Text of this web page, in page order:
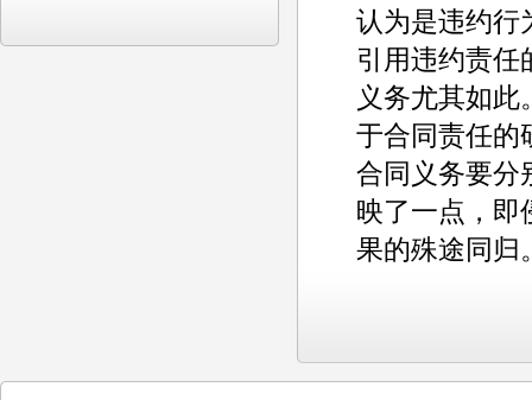
认为是违约行
引用违约责任
义务尤其如
于合同责任的
合同义务要分
映了一点，即
果的殊途同归